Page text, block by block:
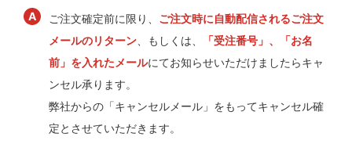
ご注文確定前に限り、 ご注文時に自動配信されるご注文
メールのリターン 、もしくは、
「受注番号」、「お名
前」を入れたメールにてお知らせいただけましたらキャ
ンセル承ります。
弊社からの「キャンセルメール」をもってキャンセル確
定とさせていただきます。